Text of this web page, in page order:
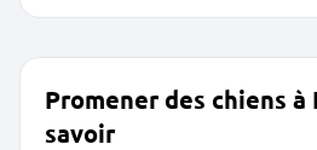
Promener des chiens
savoir